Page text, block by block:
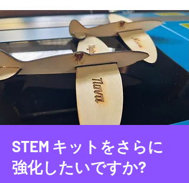
STEM キットをさらに
強化したいですか?